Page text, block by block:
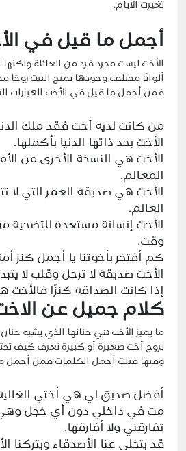
تغيرت الأيام.
أجمل ما قيل في
الأخت ليست مجرد فرد من العائلة
ألوانًا مختلفة وجودها يمنح البيت روحًا
فمن أجمل ما قيل في الأخت العبارات
من كانت لديه أخت فقد ملك
الأخت بحد ذاتها الدنيا بأكملها.
الأخت هي النسخة الأخرى من
المعالم.
الأخت هي صديقة العمر التي لا
العالم.
الأخت إنسانة مستعدة
وقت.
كم أفتخر بأخوتنا يا أجمل كنز
الأخت صديقة لا ترحل وقلب لا
إذا كانت الصداقة كنزًا فالأخت
كلام جميل عن
ما يميز الأخت هي حنانها الذي يشبه
بروح أخت صغيرة أو كبيرة تعرف كيف
وفيها قيلت أجمل الكلمات فمن أجمل
أفضل صديق لي هي أختي
مت في داخلي دون أي خجل وهي
تفارقني ولا أفارقها.
قد يتخلى عنا الأصدقاء ويتركنا